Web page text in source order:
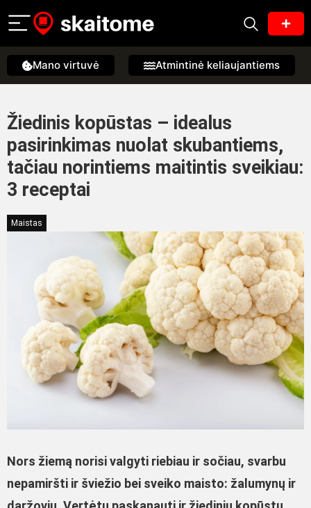
Mano virtuvė Atmintinė keliaujantiems
Žiedinis kopūstas – idealus
pasirinkimas nuolat skubantiems,
tačiau norintiems maitintis sveikiau:
3 receptai
Maistas
Nors žiemą norisi valgyti riebiau ir sočiau, svarbu
nepamiršti ir šviežio bei sveiko maisto: žalumynų ir